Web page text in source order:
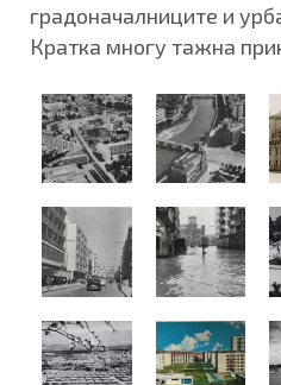
градоначалниците и
Кратка многу тажна